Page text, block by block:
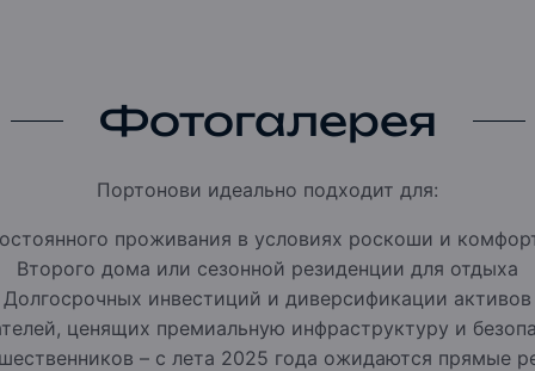
изысканных ресторанов.
кChenot Espace— инновационному
Современная марина вмещает
для своих курортов самые
природной красотой и
отелей и частных резиденций —
сервис и уникальные
Фотогалерея
Портонови идеально подходит для:
проживания в условиях роскоши и
Второго дома или сезонной резиденции для отдыха
Долгосрочных инвестиций и диверсификации активов
ценящих премиальную инфраструктуру и
– с лета 2025 года ожидаются прямые